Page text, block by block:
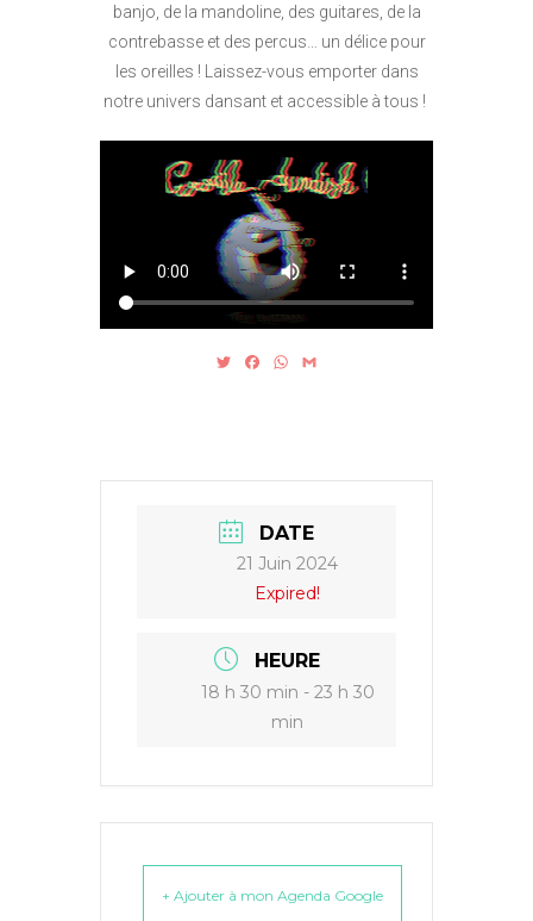
banjo, de la mandoline, des guitares, de la
contrebasse et des percus… un délice pour
les oreilles ! Laissez-vous emporter dans
notre univers dansant et accessible à tous !
T
r
o
W
p
DATE
21 Juin 2024
Expired!
HEURE
18 h 30 min - 23 h 30
min
+ Ajouter à mon Agenda Google